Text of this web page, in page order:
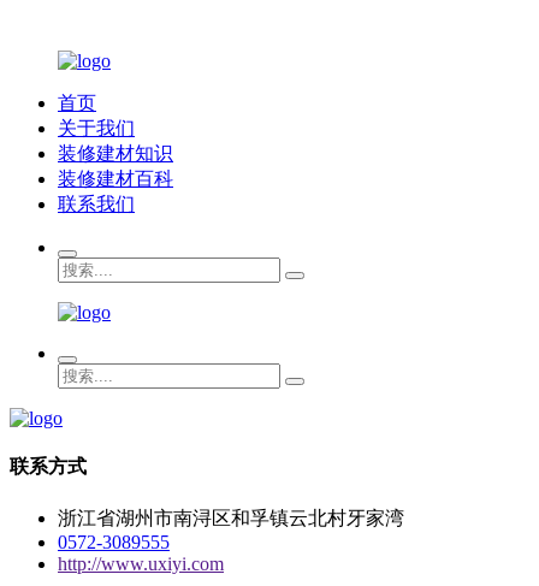
首页
关于我们
装修建材知识
装修建材百科
联系我们
联系方式
浙江省湖州市南浔区和孚镇云北村牙家湾
0572-3089555
http://www.uxiyi.com